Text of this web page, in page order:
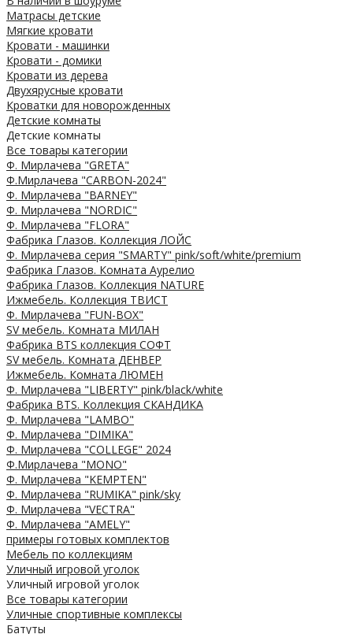
Матрасы детские
Мягкие кровати
Кровати - машинки
Кровати - домики
Кровати из дерева
Двухярусные кровати
Кроватки для новорожденных
Детские комнаты
Детские комнаты
Все товары категории
Ф. Мирлачева "GRETA"
Ф.Мирлачева "CARBON-2024"
Ф. Мирлачева "BARNEY"
Ф. Мирлачева "NORDIC"
Ф. Мирлачева "FLORA"
Фабрика Глазов. Коллекция ЛОЙС
Ф. Мирлачева серия "SMARTY" pink/soft/white/premium
Фабрика Глазов. Комната Аурелио
Фабрика Глазов. Коллекция NATURE
Ижмебель. Коллекция ТВИСТ
Ф. Мирлачева "FUN-BOX"
SV мебель. Комната МИЛАН
Фабрика BTS коллекция СОФТ
SV мебель. Комната ДЕНВЕР
Ижмебель. Комната ЛЮМЕН
Ф. Мирлачева "LIBERTY" pink/black/white
Фабрика BTS. Коллекция СКАНДИКА
Ф. Мирлачева "LAMBO"
Ф. Мирлачева "DIMIKA"
Ф. Мирлачева "COLLEGE" 2024
Ф.Мирлачева "MONO"
Ф. Мирлачева "KEMPTEN"
Ф. Мирлачева "RUMIKA" pink/sky
Ф. Мирлачева "VECTRA"
Ф. Мирлачева "AMELY"
примеры готовых комплектов
Мебель по коллекциям
Уличный игровой уголок
Уличный игровой уголок
Все товары категории
Уличные спортивные комплексы
Батуты